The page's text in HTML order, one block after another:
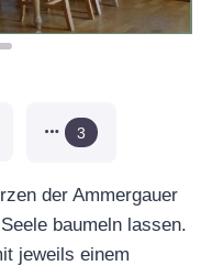
3
der Ammergauer
baumeln lassen.
jeweils einem